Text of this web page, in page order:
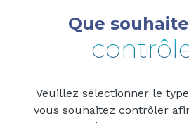
Que
Veuillez sélectionner le
vous souhaitez contrôler